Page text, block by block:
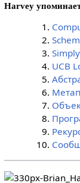
Harvey
UCB